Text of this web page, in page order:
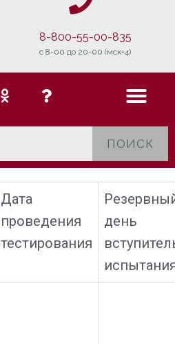
8-800-55-00-835
c 8-00 до 20-00 (мск+4)
ПОИСК
Дата
проведения
тестирования
день